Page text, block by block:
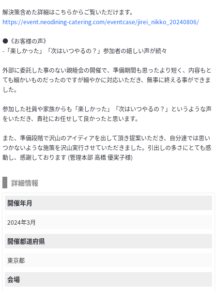
解決策含めた詳細はこちらからご覧いただけます。
https://event.neodining-catering.com/eventcase/jirei_nikko_20240806/
●《お客様の声》
-「楽しかった」「次はいつやるの？」参加者の嬉しい声が続々
外部に委託した事のない親睦会の開催で、準備期間も思ったより短く、内容もと
ても細かいものだったのですが細やかに対応いただき、無事に終える事ができま
した。
参加した社員や家族からも「楽しかった」「次はいつやるの？」というような声
をいただき、貴社にお任せして良かったと思います。
また、準備段階で沢山のアイディアを出して頂き提案いただき、自分達では思い
つかないような施策を沢山実行させていただきました。引出しの多さにとても感
動し、感謝しております (管理本部 高橋 優実子様)
詳細情報
開催年月
2024年3月
開催都道府県
東京都
会場